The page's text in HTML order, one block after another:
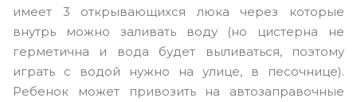
имеет 3 открывающихся люка через которые
внутрь можно заливать воду (но цистерна не
герметична и вода будет выливаться, поэтому
играть с водой нужно на улице, в песочнице).
Ребенок может привозить на автозаправочные